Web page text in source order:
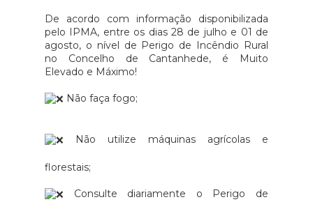
De acordo com informação disponibilizada
pelo IPMA, entre os dias 28 de julho e 01 de
agosto, o nível de Perigo de Incêndio Rural
no Concelho de Cantanhede, é Muito
Elevado e Máximo!
Não faça fogo;
Não utilize máquinas agrícolas e
florestais;
Consulte diariamente o Perigo de